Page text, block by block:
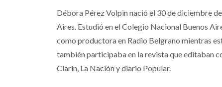
Débora Pérez Volpin nació el 30 de diciembre
Aires. Estudió en el Colegio Nacional Buenos
como productora en Radio Belgrano mientras
también participaba en la revista que editaban
Clarín, La Nación y diario Popular.